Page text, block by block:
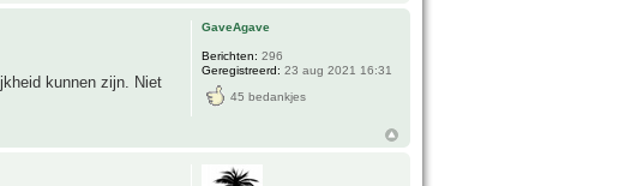
kunnen zijn. Niet
GaveAgave
Berichten: 296
Geregistreerd: 23 aug 2021 16:31
45 bedankjes